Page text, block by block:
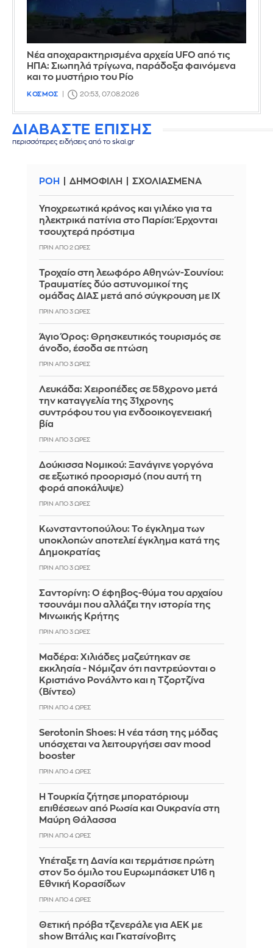
Νέα αποχαρακτηρισμένα αρχεία UFO από τις
ΗΠΑ: Σιωπηλά τρίγωνα, παράδοξα φαινόμενα
και το μυστήριο του Ρίο
ΚΟΣΜΟΣ 20:53, 07.08.2026
ΔΙΑΒΑΣΤΕ ΕΠΙΣΗΣ
περισσότερες ειδήσεις από το skai.gr
ΡΟΗ ΔΗΜΟΦΙΛΗ ΣΧΟΛΙΑΣΜΕΝΑ
Υποχρεωτικά κράνος και γιλέκο για τα
ηλεκτρικά πατίνια στο Παρίσι: Έρχονται
τσουχτερά πρόστιμα
ΠΡΙΝ ΑΠΌ 2 ΏΡΕΣ
Τροχαίο στη λεωφόρο Αθηνών-Σουνίου:
Τραυματίες δύο αστυνομικοί της
ομάδας ΔΙΑΣ μετά από σύγκρουση με ΙΧ
ΠΡΙΝ ΑΠΌ 3 ΏΡΕΣ
Άγιο Όρος: Θρησκευτικός τουρισμός σε
άνοδο, έσοδα σε πτώση
ΠΡΙΝ ΑΠΌ 3 ΏΡΕΣ
Λευκάδα: Χειροπέδες σε 58χρονο μετά
την καταγγελία της 31χρονης
συντρόφου του για ενδοοικογενειακή
βία
ΠΡΙΝ ΑΠΌ 3 ΏΡΕΣ
Δούκισσα Νομικού: Ξανάγινε γοργόνα
σε εξωτικό προορισμό (που αυτή τη
φορά αποκάλυψε)
ΠΡΙΝ ΑΠΌ 3 ΏΡΕΣ
Κωνσταντοπούλου: Το έγκλημα των
υποκλοπών αποτελεί έγκλημα κατά της
Δημοκρατίας
ΠΡΙΝ ΑΠΌ 3 ΏΡΕΣ
Σαντορίνη: Ο έφηβος-θύμα του αρχαίου
τσουνάμι που αλλάζει την ιστορία της
Μινωικής Κρήτης
ΠΡΙΝ ΑΠΌ 3 ΏΡΕΣ
Μαδέρα: Χιλιάδες μαζεύτηκαν σε
εκκλησία - Νόμιζαν ότι παντρεύονται ο
Κριστιάνο Ρονάλντο και η Τζορτζίνα
(Βίντεο)
ΠΡΙΝ ΑΠΌ 4 ΏΡΕΣ
Serotonin Shoes: Η νέα τάση της μόδας
υπόσχεται να λειτουργήσει σαν mood
booster
ΠΡΙΝ ΑΠΌ 4 ΏΡΕΣ
Η Τουρκία ζήτησε μπορατόριουμ
επιθέσεων από Ρωσία και Ουκρανία στη
Μαύρη Θάλασσα
ΠΡΙΝ ΑΠΌ 4 ΏΡΕΣ
Υπέταξε τη Δανία και τερμάτισε πρώτη
στον 5ο όμιλο του Ευρωμπάσκετ U16 η
Εθνική Κορασίδων
ΠΡΙΝ ΑΠΌ 4 ΏΡΕΣ
Θετική πρόβα τζενεράλε για ΑΕΚ με
show Βιτάλις και Γκατσίνοβιτς